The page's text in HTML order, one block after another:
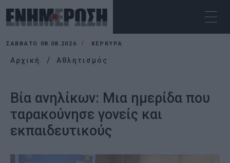
ΣΆΒΒΑΤΟ 08.08.2026 ΚΕΡΚΥΡΑ
Αρχική Αθλητισμός
Βία ανηλίκων: Μια ημερίδα που
ταρακούνησε γονείς και
εκπαιδευτικούς